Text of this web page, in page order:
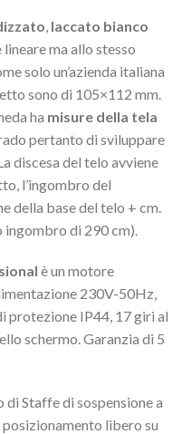
laccato bianco
lineare ma allo stesso
solo un’azienda italiana
sono di 105×112 mm.
ha misure della tela
pertanto di sviluppare
La discesa del telo avviene
l’ingombro del
della base del telo + cm.
di 290 cm).
è un motore
230V-50Hz,
protezione IP44, 17 giri al
schermo. Garanzia di 5
Staffe di sospensione a
libero su